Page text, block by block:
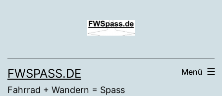
FWSPASS.DE
Fahrrad + Wandern = Spass
Menü